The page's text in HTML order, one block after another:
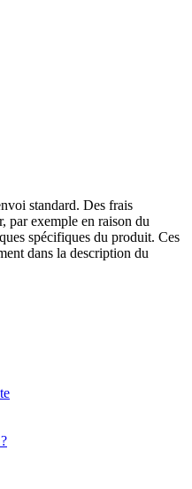
standard. Des frais
par exemple en raison du
spécifiques du produit. Ces
dans la description du